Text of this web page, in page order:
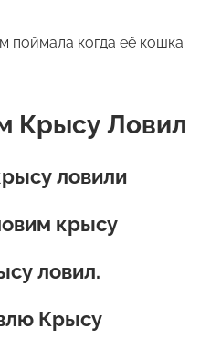
поймала когда её кошка
Крысу Ловил
ловили
крысу
ловил.
Крысу